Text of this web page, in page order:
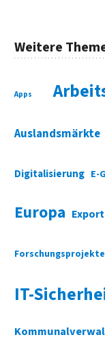
Weitere
Apps
Auslandsmärkte
Digitalisierung E-
Europa
Forschungsprojekte
IT-